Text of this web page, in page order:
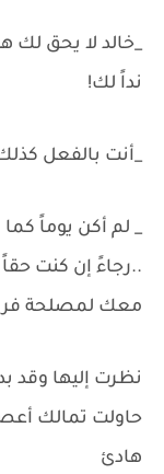
_خالد لا يحق لك
نداً لك!
_أنت بالفعل
_ لم أكن يوماً
..رجاءً إن كنت
معك لمصلحة
نظرت إليها وقد
حاولت تمالك
هادئ